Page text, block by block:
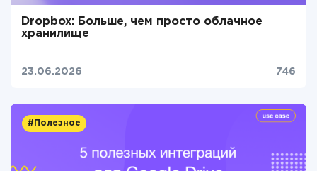
Dropbox: Больше, чем просто облачное
хранилище
23.06.2026 746
#Полезное